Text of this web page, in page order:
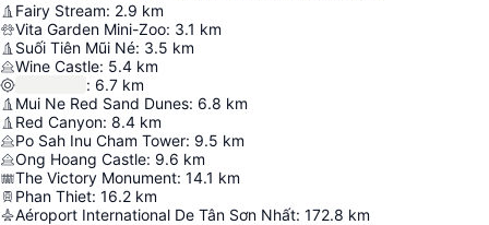
Fairy Stream: 2.9 km
Vita Garden Mini-Zoo: 3.1 km
Suối Tiên Mũi Né: 3.5 km
Wine Castle: 5.4 km
: 6.7 km
Mui Ne Red Sand Dunes: 6.8 km
Red Canyon: 8.4 km
Po Sah Inu Cham Tower: 9.5 km
Ong Hoang Castle: 9.6 km
The Victory Monument: 14.1 km
Phan Thiet: 16.2 km
Aéroport International De Tân Sơn Nhất: 172.8 km